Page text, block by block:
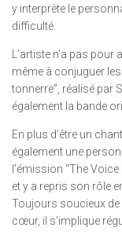
y interprète le
difficulté.
L’artiste n’a pas
même à conjuguer les
tonnerre”, réalisé par
également la bande
En plus d’être un
également une
l’émission “The
et y a repris son rôle
Toujours soucieux de
cœur, il s’implique